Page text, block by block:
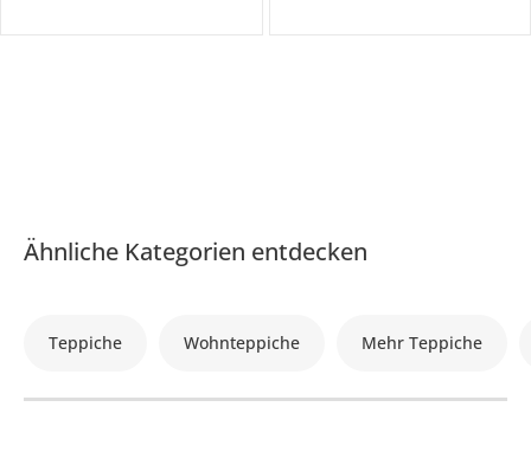
Ähnliche Kategorien entdecken
Teppiche Wohnteppiche Mehr Teppiche